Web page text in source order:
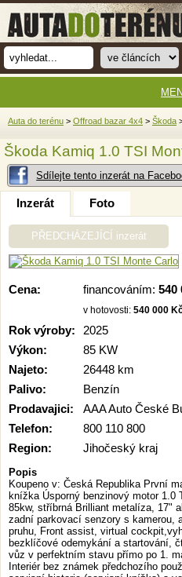
Auta do terénu > Offroad bazar 4x4 > Škoda
Škoda Kamiq 1.0 TSI
Sdílejte tento inzerát na
Inzerát Foto
PŘEDCHÁZEJÍCÍ inzerát
Cena: financováním: 540
v hotovosti: 540 000
Rok výroby:
2025
Výkon:
85 KW
Najeto:
26448 km
Palivo:
Benzín
Prodavajici:
AAA Auto České
Telefon:
800 110 800
Region:
Jihočeský kraj
Popis
Koupeno v: Česká Republika První
knížka Úsporný benzinový motor 1.0
85kw, stříbrná Brilliant metalíza, 17"
zadní parkovací senzory s kamerou,
pruhu, Front assist, virtual
bezklíčové odemykání a startování,
vůz v perfektním stavu přímo po 1.
Interiér bez známek předchozího